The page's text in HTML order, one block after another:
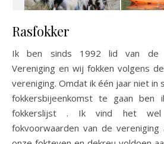
Rasfokker
Ik ben sinds 1992 lid van de
Vereniging en wij fokken volgens
vereniging. Omdat ik één jaar niet in
fokkersbijeenkomst te gaan ben
fokkerslijst . Ik vind het wel
fokvoorwaarden van de